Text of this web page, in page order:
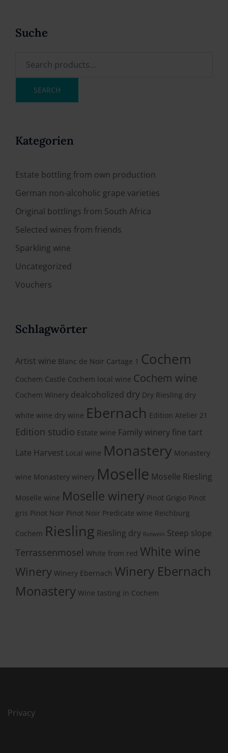
Suche
SEARCH
Kategorien
Estate bottling from own production
German non-alcoholic grape varieties
Original bottlings from South Africa
Selected wines from friends
Sparkling wine
Uncategorized
Vouchers
Schlagwörter
Artist wine Blanc de Noir Cartage 1 Cochem
Cochem Castle Cochem local wine Cochem wine
Cochem Winery dealcoholized dry Dry Riesling dry
white wine dry wine Ebernach Edition Atelier 21
Edition studio Estate wine Family winery fine tart
Late Harvest Local wine Monastery Monastery
wine Monastery winery Moselle Moselle Riesling
Moselle wine Moselle winery Pinot Grigio Pinot
gris Pinot Noir Pinot Noir Predicate wine Reichburg
Cochem Riesling Riesling dry Rotwein Steep slope
Terrassenmosel White from red White wine
Winery Winery Ebernach Winery Ebernach
Monastery Wine tasting in Cochem
Privacy